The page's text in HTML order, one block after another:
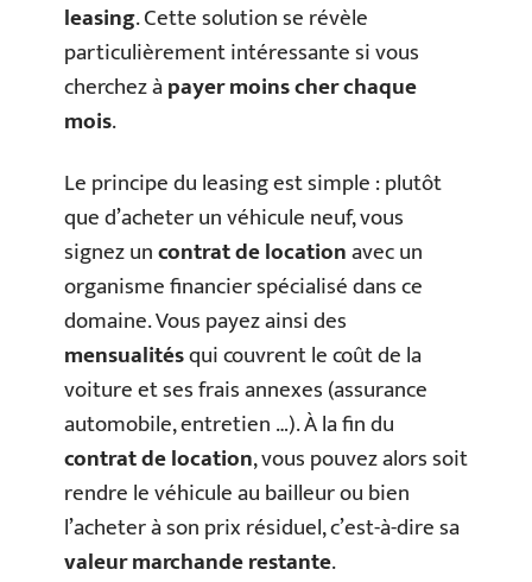
leasing. Cette solution se révèle
particulièrement intéressante si vous
cherchez àpayer moins cher chaque
mois.
Le principe du leasing est simple : plutôt
que d’acheter un véhicule neuf, vous
signez uncontrat de locationavec un
organisme financier spécialisé dans ce
domaine. Vous payez ainsi des
mensualitésqui couvrent le coût de la
voiture et ses frais annexes (assurance
automobile, entretien …). À la fin du
contrat de location, vous pouvez alors soit
rendre le véhicule au bailleur ou bien
l’acheter à son prix résiduel, c’est-à-dire sa
valeur marchande restante.